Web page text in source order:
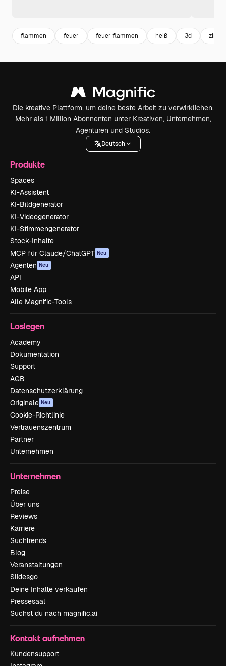
flammen feuer feuer flammen heiß 3d
Die kreative Plattform, um deine beste Arbeit zu verwirklichen.
Mehr als 1 Million Abonnenten unter Kreativen, Unternehmen,
Agenturen und Studios.
Deutsch
Produkte
Spaces
KI-Assistent
KI-Bildgenerator
KI-Videogenerator
KI-Stimmengenerator
Stock-Inhalte
MCP für Claude/ChatGPT Neu
Agenten Neu
API
Mobile App
Alle Magnific-Tools
Loslegen
Academy
Dokumentation
Support
AGB
Datenschutzerklärung
Originale Neu
Cookie-Richtlinie
Vertrauenszentrum
Partner
Unternehmen
Unternehmen
Preise
Über uns
Reviews
Karriere
Suchtrends
Blog
Veranstaltungen
Slidesgo
Deine Inhalte verkaufen
Pressesaal
Suchst du nach magnific.ai
Kontakt aufnehmen
Kundensupport